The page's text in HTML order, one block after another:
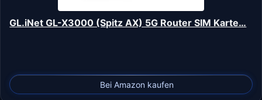
GL.iNet GL-X3000 (Spitz AX) 5G Router SIM Karte…
Bei Amazon kaufen